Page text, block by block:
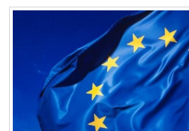
Seek to live, currently behind live
0:00
Playback Rate
Chapters
Chapters
Descriptions
descriptions off
, selected